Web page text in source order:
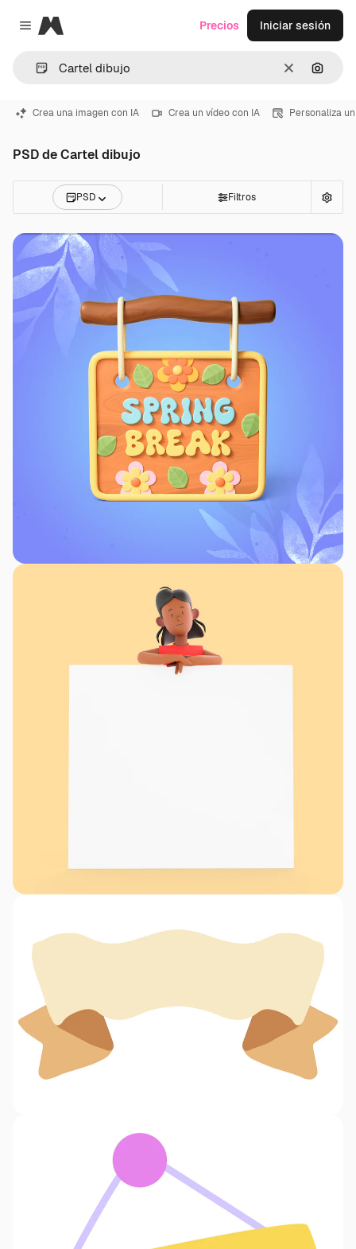
Close menu
Magnific
Borrar
Precios Iniciar sesión
Crea una imagen con IA Crea un vídeo con IA Personaliza
PSD de Cartel dibujo
PSD Filtros